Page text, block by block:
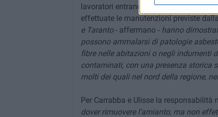
lavoratori entrano quotidianamente in
effettuate le manutenzioni previste
e Taranto- affermano - hanno
possono ammalarsi di patologie
fibre nelle abitazioni o negli indumenti
contaminati, con una presenza storica
molti dei quali nel nord della regione,
Per Carrabba e Ulisse la responsabilità
dover rimuovere l'amianto, ma non